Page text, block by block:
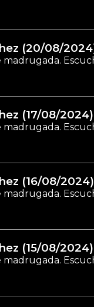
(20/08/
(17/08/2024)
(16/08/2024)
(15/08/2024)